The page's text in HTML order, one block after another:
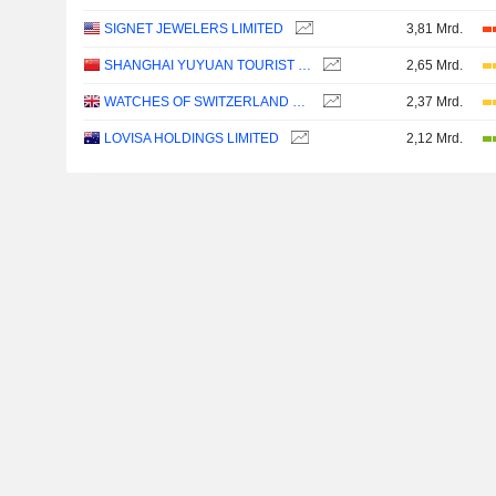
SIGNET JEWELERS LIMITED 3,81 Mrd.
SHANGHAI YUYUAN TOURIST MART (GROUP) CO., LTD. 2,65 Mrd.
WATCHES OF SWITZERLAND GROUP PLC 2,37 Mrd.
LOVISA HOLDINGS LIMITED 2,12 Mrd.